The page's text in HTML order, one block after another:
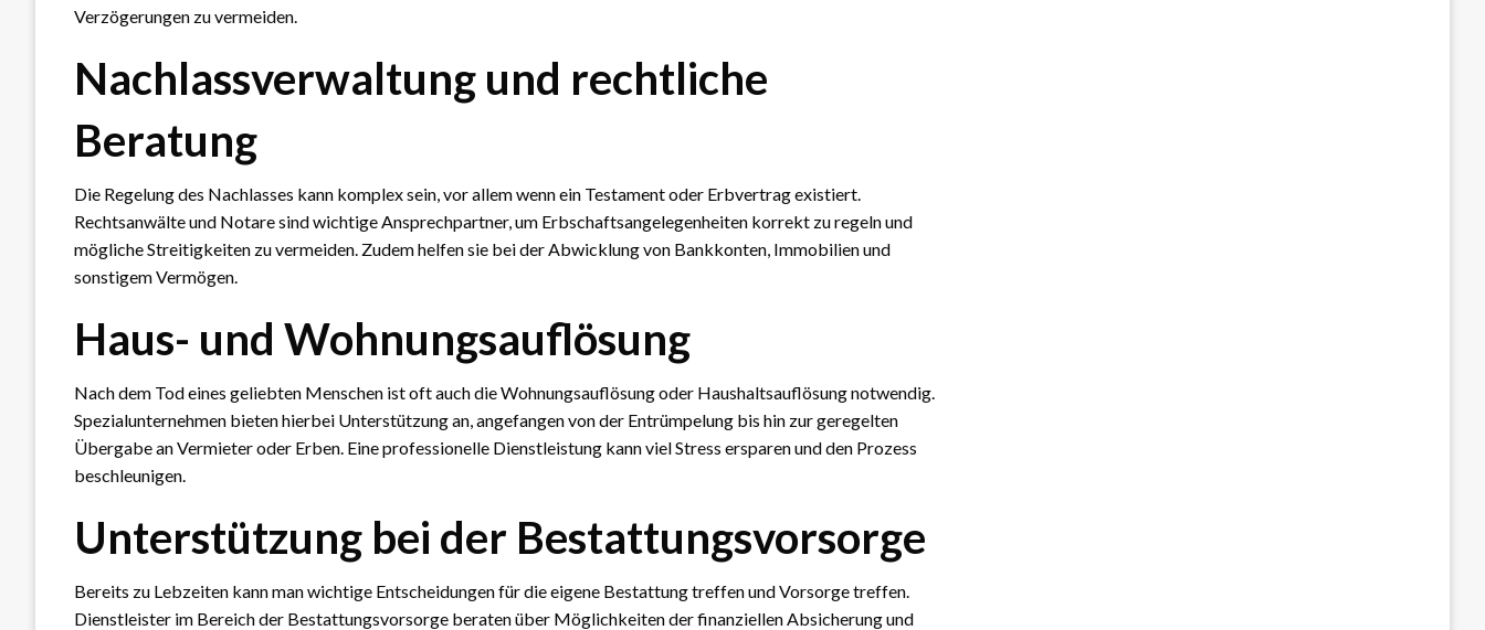
Verzögerungen zu vermeiden.
Nachlassverwaltung und rechtliche
Beratung
Die Regelung des Nachlasses kann komplex sein, vor allem wenn ein Testament oder Erbvertrag existiert.
Rechtsanwälte und Notare sind wichtige Ansprechpartner, um Erbschaftsangelegenheiten korrekt zu regeln und
mögliche Streitigkeiten zu vermeiden. Zudem helfen sie bei der Abwicklung von Bankkonten, Immobilien und
sonstigem Vermögen.
Haus- und Wohnungsauflösung
Nach dem Tod eines geliebten Menschen ist oft auch die Wohnungsauflösung oder Haushaltsauflösung notwendig.
Spezialunternehmen bieten hierbei Unterstützung an, angefangen von der Entrümpelung bis hin zur geregelten
Übergabe an Vermieter oder Erben. Eine professionelle Dienstleistung kann viel Stress ersparen und den Prozess
beschleunigen.
Unterstützung bei der Bestattungsvorsorge
Bereits zu Lebzeiten kann man wichtige Entscheidungen für die eigene Bestattung treffen und Vorsorge treffen.
Dienstleister im Bereich der Bestattungsvorsorge beraten über Möglichkeiten der finanziellen Absicherung und